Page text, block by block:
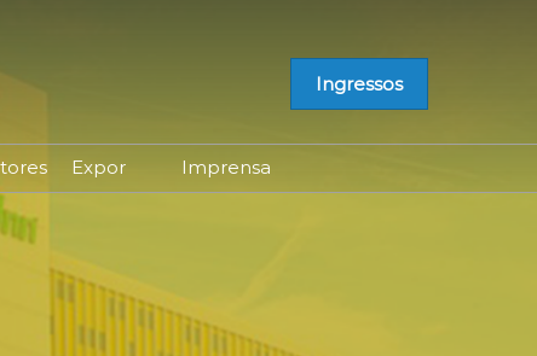
Ingressos
Expor
Lista de Produtos
Portal do Expositor
Imprensa